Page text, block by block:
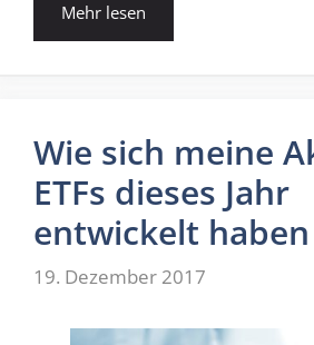
Mehr lesen
Wie sich meine
ETFs dieses Jahr
entwickelt haben
19. Dezember 2017